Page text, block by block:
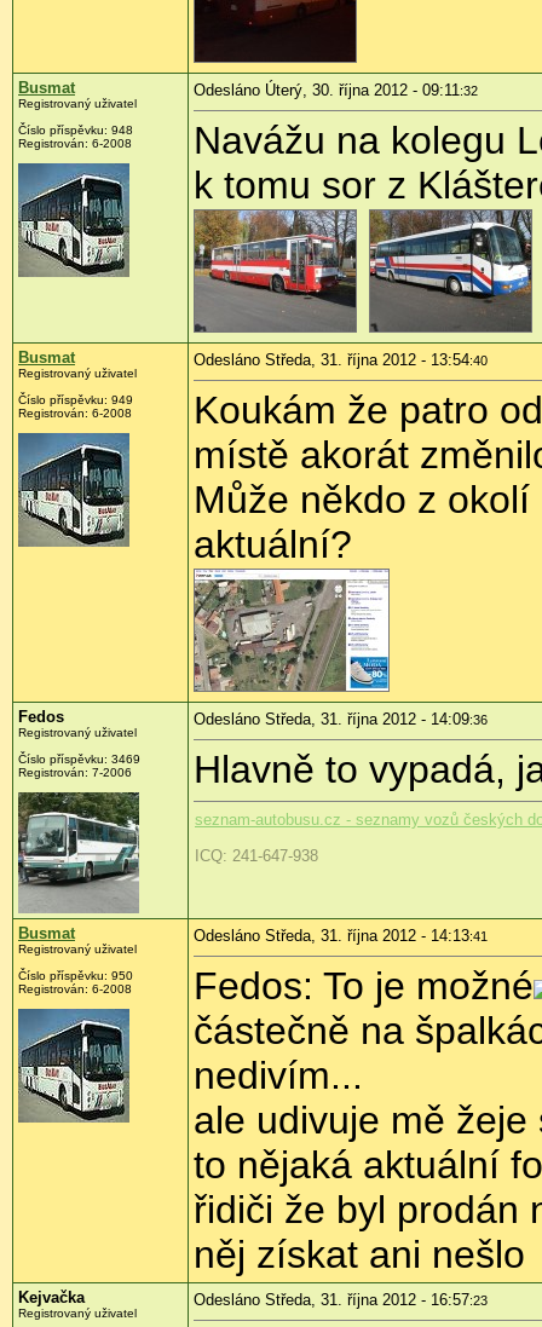
Busmat
Registrovaný uživatel
Číslo příspěvku: 948
Registrován: 6-2008
Odesláno Úterý, 30. října 2012 - 09:11:32
Navážu na kolegu
k tomu sor z
Busmat
Registrovaný uživatel
Číslo příspěvku: 949
Registrován: 6-2008
Odesláno Středa, 31. října 2012 - 13:54:40
Koukám že patro
místě akorát
Může někdo z
aktuální?
Fedos
Registrovaný uživatel
Číslo příspěvku: 3469
Registrován: 7-2006
Odesláno Středa, 31. října 2012 - 14:09:36
Hlavně to vypadá,
seznam-autobusu.cz - seznamy vozů českých
ICQ: 241-647-938
Busmat
Registrovaný uživatel
Číslo příspěvku: 950
Registrován: 6-2008
Odesláno Středa, 31. října 2012 - 14:13:41
Fedos: To je možné
částečně na
nedivím...
ale udivuje mě
to nějaká aktuální
řidiči že byl prodán
něj získat ani nešlo
Kejvačka
Registrovaný uživatel
Odesláno Středa, 31. října 2012 - 16:57:23